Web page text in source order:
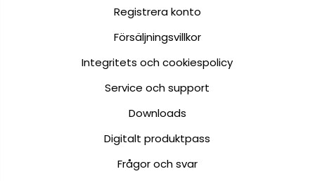
Registrera konto
Försäljningsvillkor
Integritets och cookiespolicy
Service och support
Downloads
Digitalt produktpass
Frågor och svar